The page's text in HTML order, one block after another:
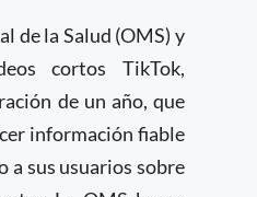
de la Salud (OMS) y
cortos TikTok,
de un año, que
información fiable
a sus usuarios sobre